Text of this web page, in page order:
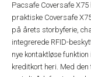
Pacsafe Coversafe
praktiske Coversafe
på årets storbyferie,
integrerede RFID-
nye kontaktløse
kreditkort heri. Med